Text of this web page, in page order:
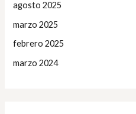
agosto 2025
marzo 2025
febrero 2025
marzo 2024